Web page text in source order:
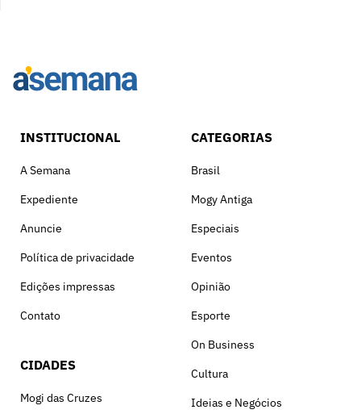
INSTITUCIONAL
A Semana
Expediente
Anuncie
Política de privacidade
Edições impressas
Contato
CIDADES
Mogi das Cruzes
CATEGORIAS
Brasil
Mogy Antiga
Especiais
Eventos
Opinião
Esporte
On Business
Cultura
Ideias e Negócios